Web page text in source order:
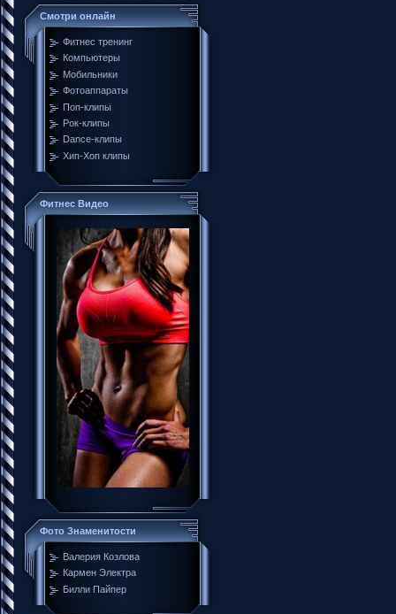
Смотри онлайн
Фитнес тренинг
Компьютеры
Мобильники
Фотоаппараты
Поп-клипы
Рок-клипы
Dance-клипы
Хип-Хоп клипы
Фитнес Видео
Фото Знаменитости
Валерия Козлова
Кармен Электра
Билли Пайпер